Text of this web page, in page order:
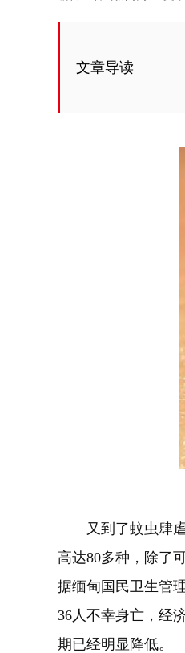
文章导读
又到了蚊虫肆
高达80多种，除了
据缅甸国民卫生管
36人不幸身亡，经
期已经明显降低。